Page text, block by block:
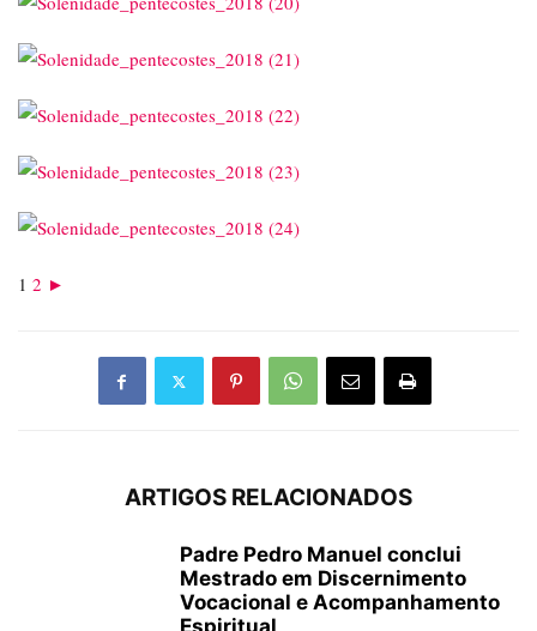
1 2 ►
ARTIGOS RELACIONADOS
Padre Pedro Manuel conclui
Mestrado em Discernimento
Vocacional e Acompanhamento